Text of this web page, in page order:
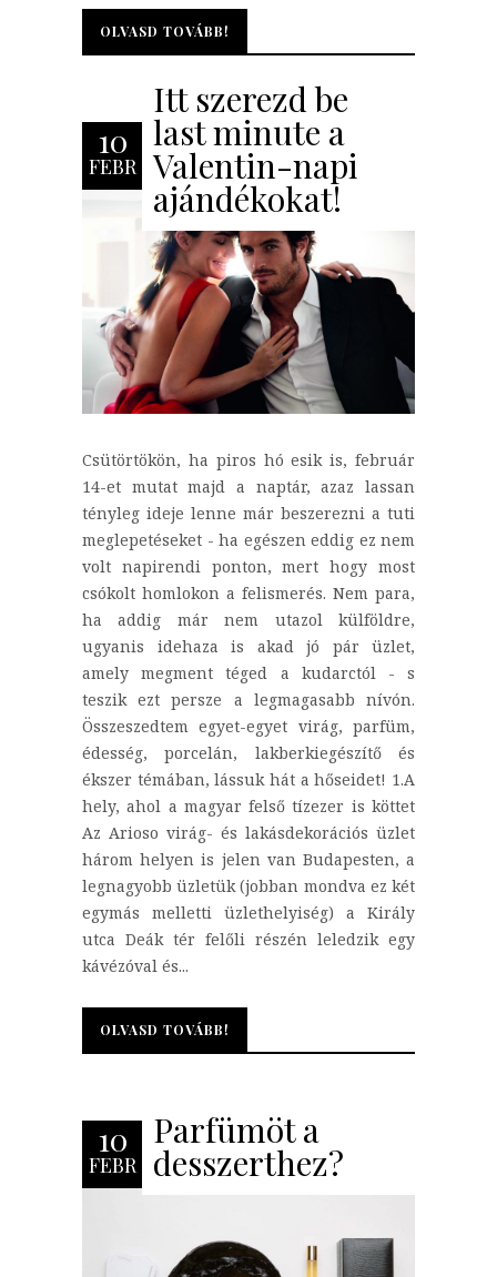
OLVASD TOVÁBB!
OLVASD TOVÁBB!
10
FEBR
Itt szerezd be
last minute a
Valentin-napi
ajándékokat!
Csütörtökön, ha piros hó esik is, február
14-et mutat majd a naptár, azaz lassan
tényleg ideje lenne már beszerezni a tuti
meglepetéseket - ha egészen eddig ez nem
volt napirendi ponton, mert hogy most
csókolt homlokon a felismerés. Nem para,
ha addig már nem utazol külföldre,
ugyanis idehaza is akad jó pár üzlet,
amely megment téged a kudarctól - s
teszik ezt persze a legmagasabb nívón.
Összeszedtem egyet-egyet virág, parfüm,
édesség, porcelán, lakberkiegészítő és
ékszer témában, lássuk hát a hőseidet! 1.A
hely, ahol a magyar felső tízezer is köttet
Az Arioso virág- és lakásdekorációs üzlet
három helyen is jelen van Budapesten, a
legnagyobb üzletük (jobban mondva ez két
egymás melletti üzlethelyiség) a Király
utca Deák tér felőli részén leledzik egy
kávézóval és...
OLVASD TOVÁBB!
OLVASD TOVÁBB!
10
FEBR
Parfümöt a
desszerthez?